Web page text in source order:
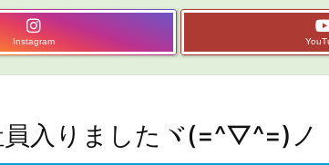
Instagram
員入りましたヾ(=^▽^=)ノ